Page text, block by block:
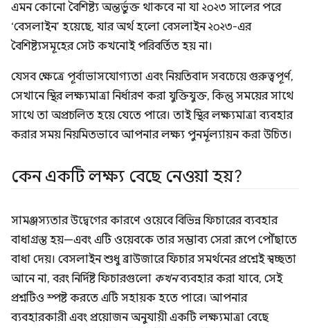
এমন কোনো বৈশিষ্ট্য অন্তর্ভুক্ত থাকবে না যা ২০২৩ সালের পরে
‘বেসলাইন’ হয়েছে, যার অর্থ হলো বেসলাইন ২০২৩-এর
বৈশিষ্ট্যসমূহের সেট কখনোই পরিবর্তিত হয় না।
যেসব ক্ষেত্রে পূর্বাভাসযোগ্যতা এবং নিয়তিবাদ সবচেয়ে গুরুত্বপূর্ণ,
সেখানে স্থির লক্ষ্যমাত্রা নির্ধারণ করা যুক্তিযুক্ত, কিন্তু সময়ের সাথে
সাথে তা অপ্রচলিত হয়ে যেতে পারে। তাই স্থির লক্ষ্যমাত্রা ব্যবহার
করার সময় নিয়মিতভাবে আপনার লক্ষ্য পুনর্মূল্যায়ন করা উচিত।
কেন একটি লক্ষ্য বেছে নেওয়া হয়?
সামঞ্জস্যতার উদ্বেগের কারণে ওয়েবে বিভিন্ন ফিচারের ব্যবহার
বাধাগ্রস্ত হয়—এবং এটি ওয়েবকে তার সম্ভাব্য সেরা রূপে পৌঁছাতে
বাধা দেয়। বেসলাইন শুধু ব্রাউজারে ফিচার সমর্থনের প্রশ্নেই স্বচ্ছতা
আনে না, বরং নির্দিষ্ট ফিচারগুলো কখনব্যবহার করা যাবে, সেই
প্রশ্নটিও স্পষ্ট করতে এটি সহায়ক হতে পারে। আপনার
ব্যবহারকারী এবং প্রয়োজন অনুযায়ী একটি লক্ষ্যমাত্রা বেছে